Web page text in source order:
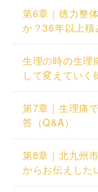
第6章｜徳力整
か？36年以上
生理の時の生理
して変えていく
第7章｜生理痛
答（Q&A）
第8章｜北九州
からお伝えした